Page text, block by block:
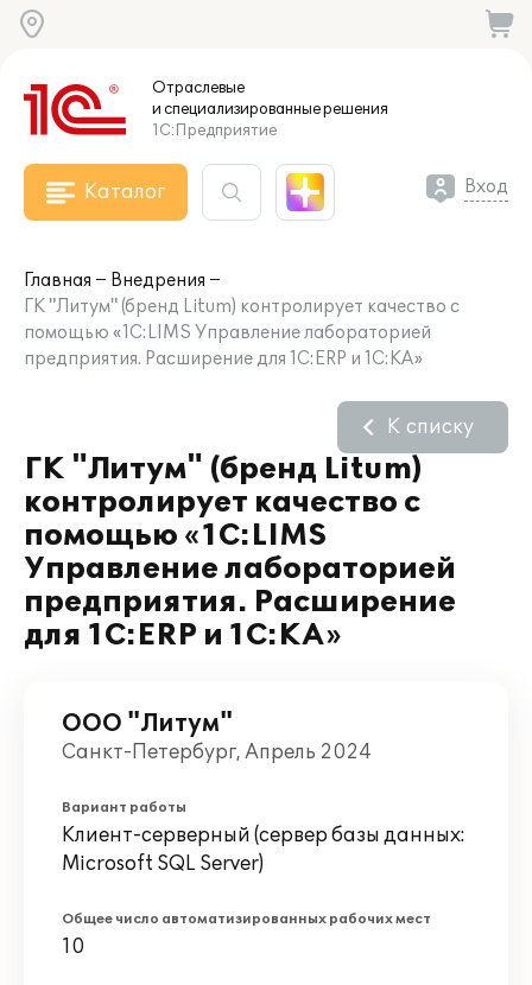
Отраслевые
и специализированныерешения
1С:Предприятие
Каталог Вход
Главная
Внедрения
ГК "Литум" (бренд Litum) контролирует качество с
помощью «1С:LIMS Управление лабораторией
предприятия. Расширение для 1С:ERP и 1С:КА»
ГК "Литум" (бренд Litum)
контролирует качество с
помощью «1С:LIMS
Управление лабораторией
предприятия. Расширение
для 1С:ERP и 1С:КА»
К списку
ООО "Литум"
Санкт-Петербург, Апрель 2024
Вариант работы
Клиент-серверный (сервер базы данных:
Microsoft SQL Server)
Общее число автоматизированных рабочих мест
10